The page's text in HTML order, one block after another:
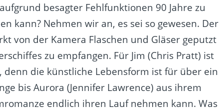
besagter Fehlfunktionen 90 Jahre zu
kann? Nehmen wir an, es sei so gewesen. Der
von der Kamera Flaschen und Gläser geputzt
zu empfangen. Für Jim (Chris Pratt) ist
denn die künstliche Lebensform ist für über ein
bis Aurora (Jennifer Lawrence) aus ihrem
endlich ihren Lauf nehmen kann. Was